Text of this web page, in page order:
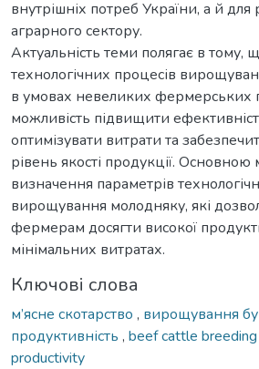
внутрішніх потреб України, а й для
аграрного сектору.
Актуальність теми полягає в тому,
технологічних процесів
в умовах невеликих фермерських
можливість підвищити
оптимізувати витрати та
рівень якості продукції.
визначення параметрів
вирощування молодняку, які
фермерам досягти високої
мінімальних витратах.
Ключові слова
м’ясне скотарство , вирощування
продуктивність , beef cattle breeding
productivity